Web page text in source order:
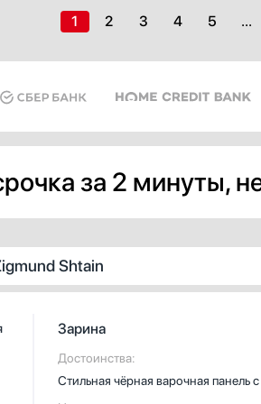
1 2 3 4 5 ...
за 2 минуты,
Shtain
Зарина
Достоинства:
Стильная чёрная варочная